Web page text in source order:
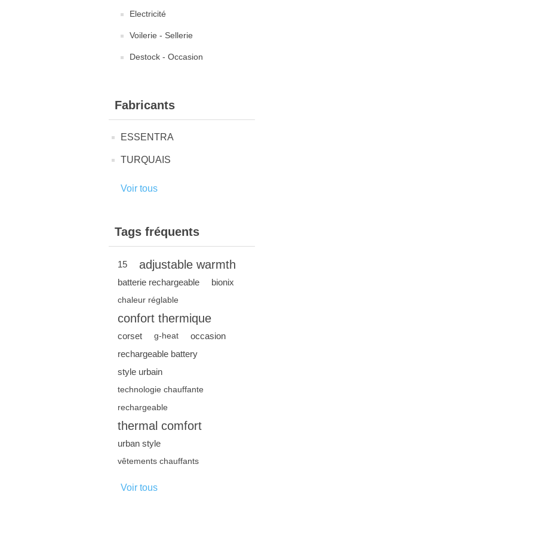
Electricité
Voilerie - Sellerie
Destock - Occasion
Fabricants
ESSENTRA
TURQUAIS
Voir tous
Tags fréquents
15 adjustable warmth
batterie rechargeable bionix
chaleur réglable
confort thermique
corset g-heat
occasion
rechargeable battery
style urbain
technologie chauffante
rechargeable
thermal comfort
urban style
vêtements chauffants
Voir tous